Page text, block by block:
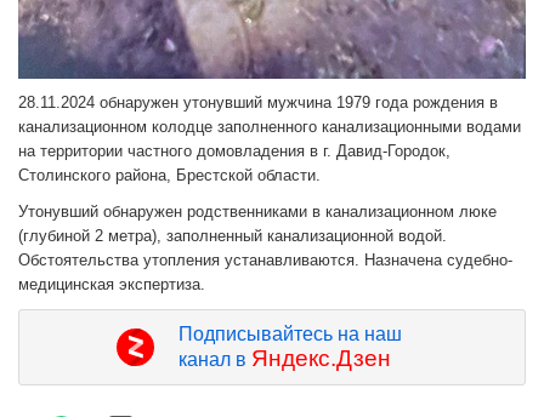
28.11.2024 обнаружен утонувший мужчина 1979 года рождения в
канализационном колодце заполненного канализационными водами
на территории частного домовладения в г. Давид-Городок,
Столинского района, Брестской области.
Утонувший обнаружен родственниками в канализационном люке
(глубиной 2 метра), заполненный канализационной водой.
Обстоятельства утопления устанавливаются. Назначена судебно-
медицинская экспертиза.
Подписывайтесь на наш
канал в Яндекс.Дзен